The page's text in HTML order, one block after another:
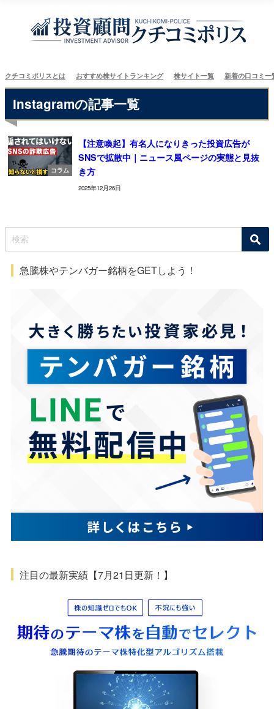
クチコミポリスとは おすすめ株サイトランキング 株サイト一覧 新着の口コミ一
Instagramの記事一覧
コラム
【注意喚起】有名人になりきった投資広告が
SNSで拡散中｜ニュース風ページの実態と見抜
き方
2025年12月26日
急騰株やテンバガー銘柄をGETしよう！
注目の最新実績【7月21日更新！】